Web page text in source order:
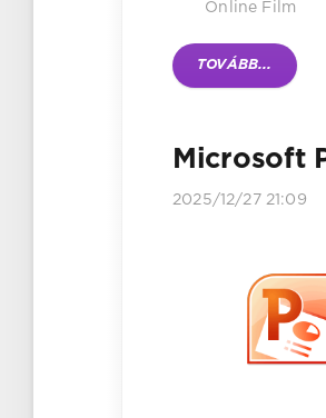
Online Film
TOVÁBB...
Microsoft
2025/12/27 21:09